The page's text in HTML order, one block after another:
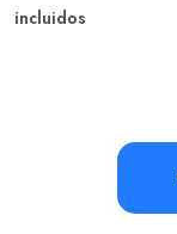
incluidos